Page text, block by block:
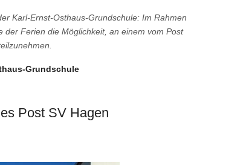
Karl-Ernst-Osthaus-Grundschule: Im Rahmen
Ferien die Möglichkeit, an einem vom Post
Grundschule
Post SV Hagen